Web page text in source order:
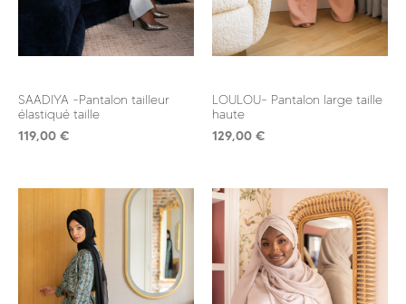
SAADIYA -Pantalon tailleur
élastiqué taille
119,00 €
LOULOU- Pantalon large taille
haute
129,00 €